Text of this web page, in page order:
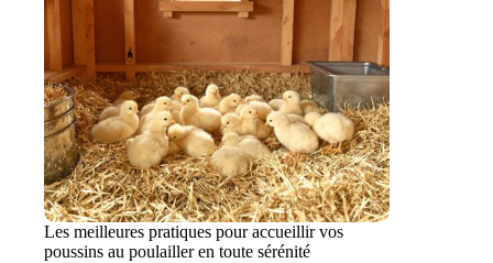
Les meilleures pratiques pour accueillir vos
poussins au poulailler en toute sérénité